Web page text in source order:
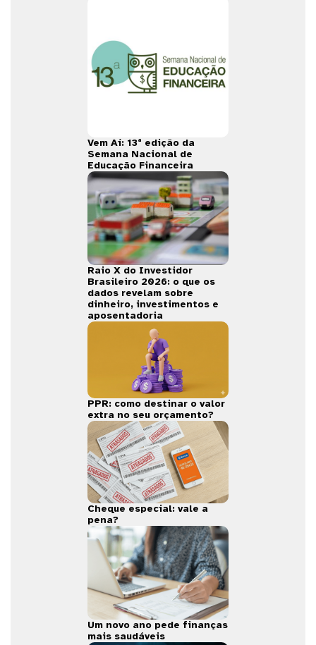
Vem Aí: 13ª edição da
Semana Nacional de
Educação Financeira
Raio X do Investidor
Brasileiro 2026: o que os
dados revelam sobre
dinheiro, investimentos e
aposentadoria
PPR: como destinar o valor
extra no seu orçamento?
Cheque especial: vale a
pena?
Um novo ano pede finanças
mais saudáveis